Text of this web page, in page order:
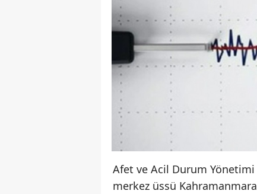
Afet ve Acil Durum
merkez üssü